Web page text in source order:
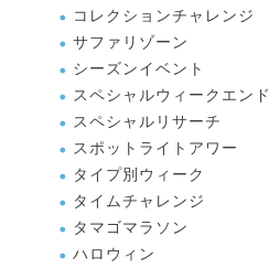
コレクションチャレンジ
サファリゾーン
シーズンイベント
スペシャルウィークエンド
スペシャルリサーチ
スポットライトアワー
タイプ別ウィーク
タイムチャレンジ
タマゴマラソン
ハロウィン